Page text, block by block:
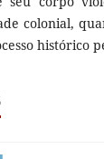
colonial,
histórico